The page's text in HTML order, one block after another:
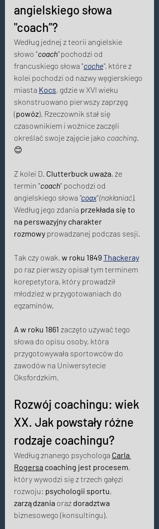
angielskiego słowa
"coach”?
Według jednej z teorii angielskie
słowo "coach" pochodzi od
francuskiego słowa "coche", które z
kolei pochodzi od nazwy węgierskiego
miasta Kocs, gdzie w XVI wieku
skonstruowano pierwszy zaprzęg
(powóz). Rzeczownik stał się
czasownikiem i woźnice zaczęli
określać swoje zajęcie jako coaching.
😊
Z kolei D. Clutterbuck uważa, że
termin "coach" pochodzi od
angielskiego słowa "coax" (nakłaniać).
Według jego zdania przekłada się to
na perswazyjny charakter
rozmowy prowadzanej podczas sesji.
Tak czy owak, w roku 1849Thackeray
po raz pierwszy opisał tym terminem
korepetytora, który prowadził
młodzież w przygotowaniach do
egzaminów.
A w roku 1861 zaczęto używać tego
słowa do opisu osoby, która
przygotowywała sportowców do
zawodów na Uniwersytecie
Oksfordzkim.
Rozwój coachingu: wiek
XX. Jak powstały różne
rodzaje coachingu?
Według znanego psychologa Carla
Rogersa coaching jest procesem,
który wywodzi się z trzech gałęzi
rozwoju: psychologii sportu,
zarządzania oraz doradztwa
biznesowego (konsultingu).